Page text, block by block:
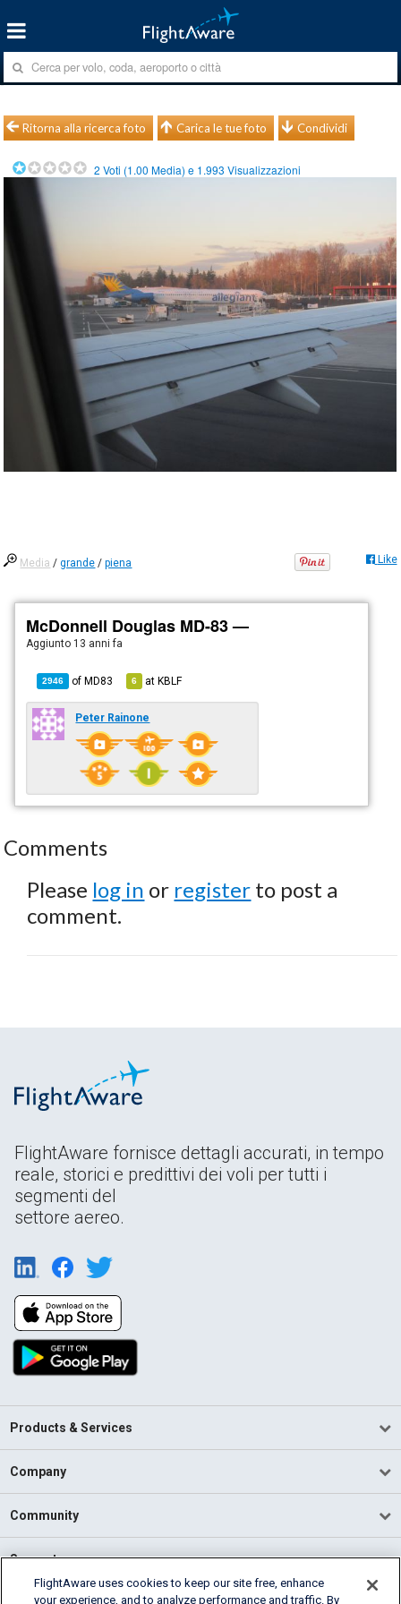
Ritorna alla ricerca foto Carica le tue foto Condividi
2 Voti (1.00 Media) e 1.993 Visualizzazioni
Media /grande /piena Like
McDonnell Douglas MD-83 —
Aggiunto 13 anni fa
2946 ofMD83 6 atKBLF
Peter Rainone
Comments
Please log in or register to post a
comment.
FlightAware fornisce dettagli accurati, in tempo
reale, storici e predittivi dei voli per tutti i
segmenti del
settore aereo.
Products & Services
Company
Community
Support
FlightAware uses cookies to keep our site free, enhance
your experience, and to analyze performance and traffic. By